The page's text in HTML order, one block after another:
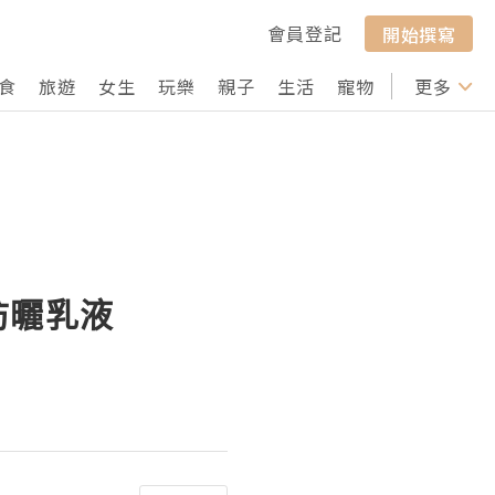
會員登記
開始撰寫
旅遊 女生 玩樂 親子 生活 寵物 行山 打卡
更多
乳液